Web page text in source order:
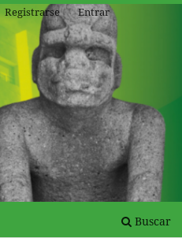
Buscar
Registrarse Entrar